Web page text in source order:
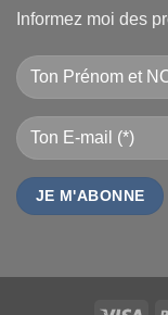
Informez moi des